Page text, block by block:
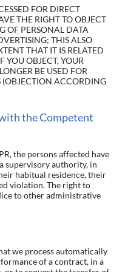
FOR DIRECT
THE RIGHT TO OBJECT
OF PERSONAL DATA
THIS ALSO
THAT IT IS RELATED
YOU OBJECT, YOUR
BE USED FOR
(OBJECTION ACCORDING
the Competent
the persons affected have
supervisory authority, in
habitual residence, their
violation. The right to
to other administrative
we process automatically
of a contract, in a